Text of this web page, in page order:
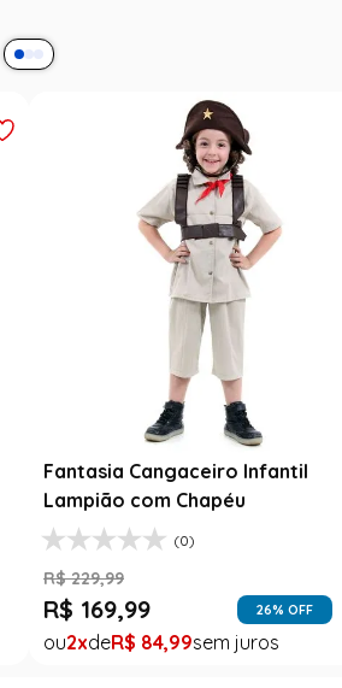
Fantasia Cangaceiro Infantil
Lampião com Chapéu
(0)
R$ 229,99
R$ 169,99 26% OFF
2 R$ 84,99